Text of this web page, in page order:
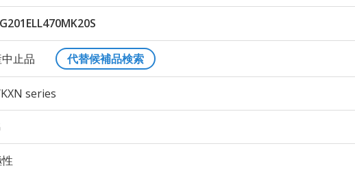
止品 代替候補品検索
KXN series